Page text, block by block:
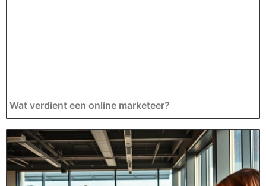
Wat verdient een online marketeer?